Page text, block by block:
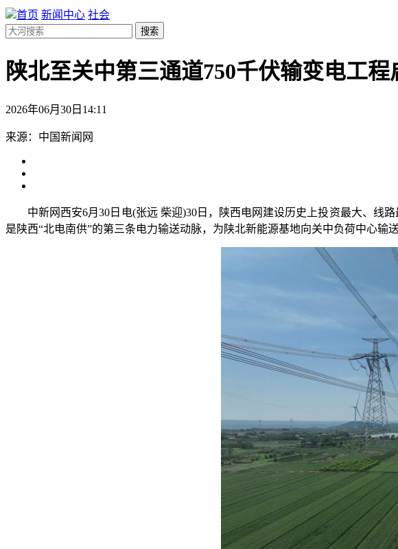
首页 新闻中心 社会
搜索
陕北至关中第三通道750千伏输变电工程
2026年06月30日14:11
来源：中国新闻网
中新网西安6月30日电(张远 柴迎)30日，陕西电网建设历史上投资最大、线
是陕西“北电南供”的第三条电力输送动脉，为陕北新能源基地向关中负荷中心输